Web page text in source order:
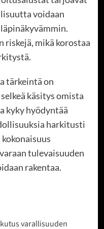
voidaan
riskejä, mikä korostaa
tärkeintä on
käsitys omista
kyky hyödyntää
harkitusti
tulevaisuuden
rakentaa.
varallisuuden